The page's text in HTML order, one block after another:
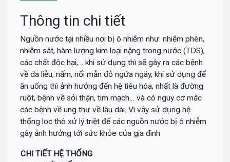
Thông tin chi tiết
Nguồn nước tại nhiều nơi bị ô nhiễm như: nhiễm phèn,
nhiễm sắt, hàm lượng kim loại nặng trong nước (TDS),
các chất độc hại,… khi sử dụng thì sẽ gây ra các bệnh
về da liễu, nấm, nổi mẫn đỏ ngứa ngáy, khi sử dụng để
ăn uống thì ảnh hưởng đến hệ tiêu hóa, nhất là đường
ruột, bệnh về sỏi thận, tim mạch… và có nguy cơ mắc
các bệnh về ung thư về lâu dài. Vì vậy sử dụng hệ
thống lọc thô xử lý triệt để các nguồn nước bị ô nhiễm
gây ảnh hưởng tới sức khỏe của gia đình
CHI TIẾT HỆ THỐNG